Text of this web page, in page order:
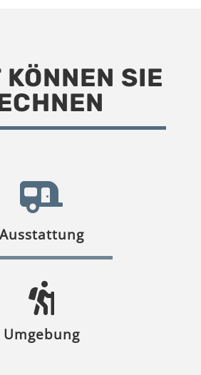
SIE
Ausstattung
Umgebung